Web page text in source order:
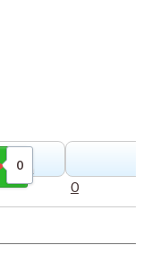
0
Gilla
0